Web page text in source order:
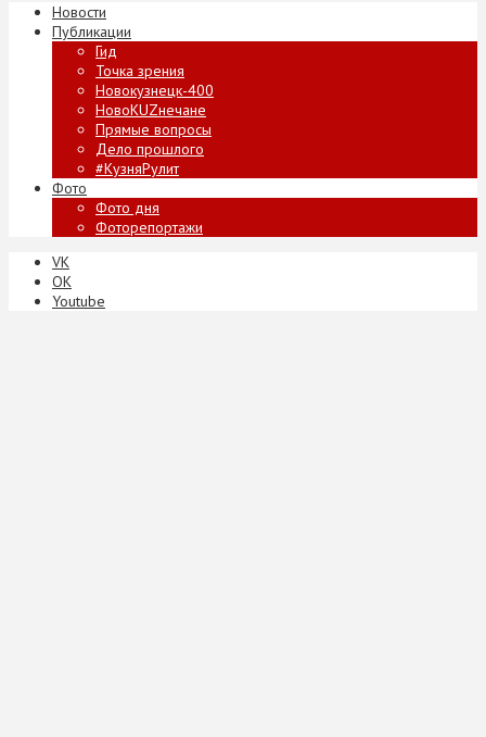
Новости
Публикации
Гид
Точка зрения
Новокузнецк-400
НовоKUZнечане
Прямые вопросы
Дело прошлого
#КузняРулит
Фото
Фото дня
Фоторепортажи
VK
ОК
Youtube